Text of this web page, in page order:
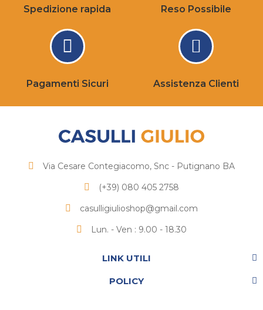
Spedizione rapida Reso Possibile
Pagamenti Sicuri Assistenza Clienti
Via Cesare Contegiacomo, Snc - Putignano BA
(+39) 080 405 2758
casulligiulioshop@gmail.com
Lun. - Ven : 9.00 - 18.30
LINK UTILI
POLICY